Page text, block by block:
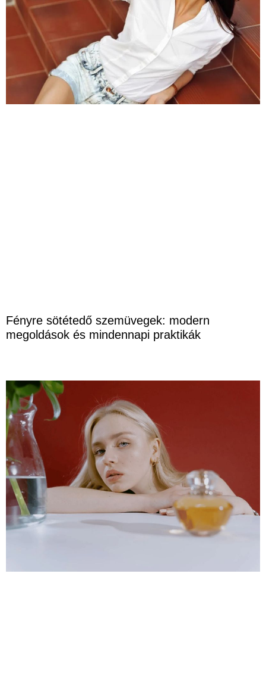
Fényre sötétedő szemüvegek: modern
megoldások és mindennapi praktikák